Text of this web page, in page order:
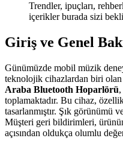
Trendler, ipuçları,
içerikler burada sizi
Giriş ve Genel
Günümüzde mobil müzik
teknolojik cihazlardan biri olan
Araba Bluetooth Hoparlörü
toplamaktadır. Bu cihaz,
tasarlanmıştır. Şık görünümü
Müşteri geri bildirimleri,
açısından oldukça olumlu